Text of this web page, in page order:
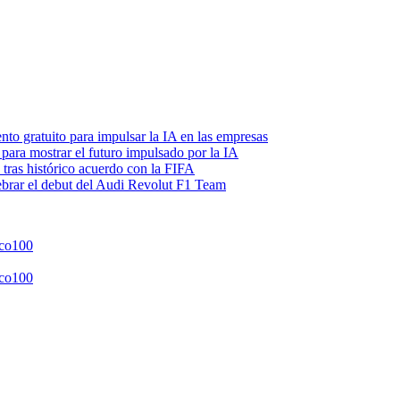
gratuito para impulsar la IA en las empresas
mostrar el futuro impulsado por la IA
histórico acuerdo con la FIFA
el debut del Audi Revolut F1 Team